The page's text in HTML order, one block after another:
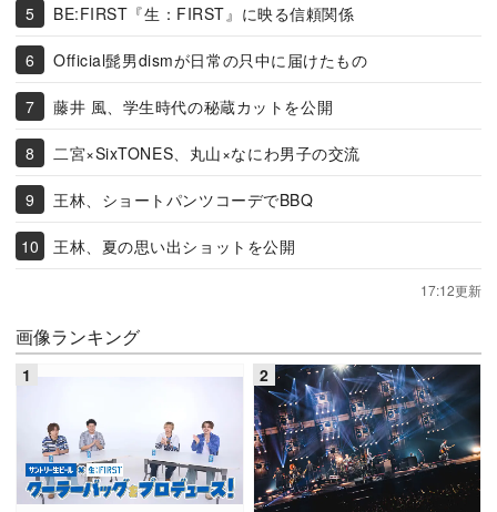
BE:FIRST『生：FIRST』に映る信頼関係
Official髭男dismが日常の只中に届けたもの
藤井 風、学生時代の秘蔵カットを公開
二宮×SixTONES、丸山×なにわ男子の交流
王林、ショートパンツコーデでBBQ
王林、夏の思い出ショットを公開
17:12更新
画像ランキング